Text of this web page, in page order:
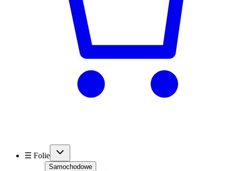
☰ Folie
Samochodowe